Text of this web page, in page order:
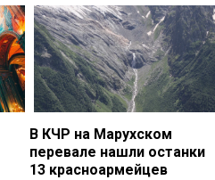
В КЧР на Марухском
перевале нашли останки
13 красноармейцев